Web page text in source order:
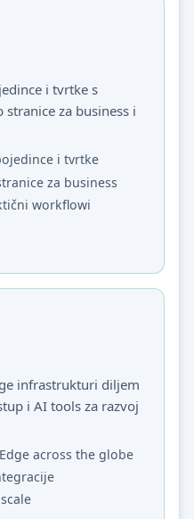
i tvrtke s
za business i
i tvrtke
za business
workflowi
infrastrukturi diljem
i AI tools za razvoj
across the globe